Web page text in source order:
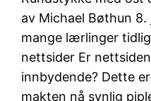
av Michael Bøthun
mange lærlinger
nettsider Er
innbydende? Dette
makten nå synlig